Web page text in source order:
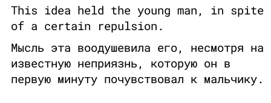
This idea held the young man, in spite
of a certain repulsion.
Мысль эта воодушевила его, несмотря на
известную неприязнь, которую он в
первую минуту почувствовал к мальчику.